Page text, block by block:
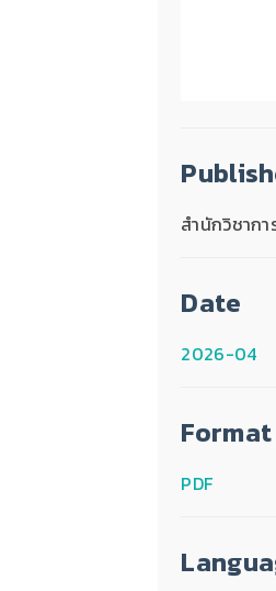
สำนักวิชาก
Date
2026-04
Format
PDF